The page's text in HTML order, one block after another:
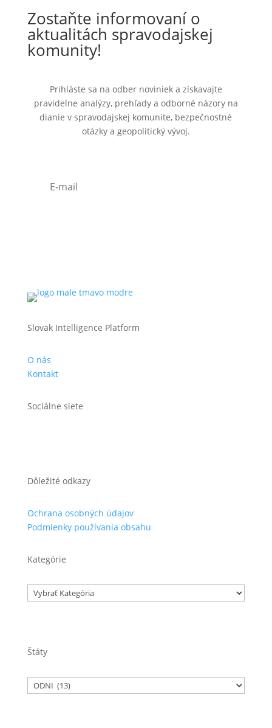
Zostaňte informovaní o
aktualitách spravodajskej
komunity!
Prihláste sa na odber noviniek a získavajte
pravidelne analýzy, prehľady a odborné názory na
dianie v spravodajskej komunite, bezpečnostné
otázky a geopolitický vývoj.
Slovak Intelligence Platform
O nás
Kontakt
Sociálne siete
Dôležité odkazy
Ochrana osobných údajov
Podmienky používania obsahu
Kategórie
Kategórie
Štáty
Značky